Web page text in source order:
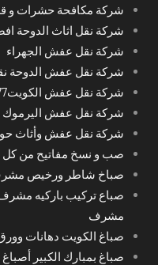
شركة مكافحة حشرات و
شركة نقل اثاث الدوحة
شركة نقل عفش الجهراء
شركة نقل عفش الدوحة
شركة نقل عفش الكويت50993677
شركة نقل عفش
شركة نقل عفش وأثاث
صب و نسخ مفاتيح من كل
صباخ شاطر ورخيص
صباع تركيب باركيه
مشرف
صباغ الكويت دهانات
صباغ بمبارك الكبير أصباغ مبارك